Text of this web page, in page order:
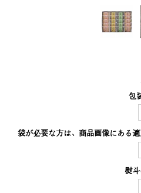
包
袋が必要な方は、商品画像にある
熨斗